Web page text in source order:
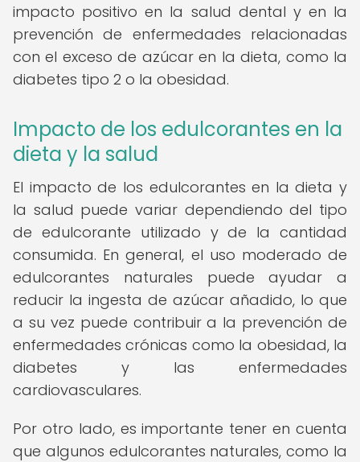
impacto positivo en la salud dental y en la
prevención de enfermedades relacionadas
con el exceso de azúcar en la dieta, como la
diabetes tipo 2 o la obesidad.
Impacto de los edulcorantes en la
dieta y la salud
El impacto de los edulcorantes en la dieta y
la salud puede variar dependiendo del tipo
de edulcorante utilizado y de la cantidad
consumida. En general, el uso moderado de
edulcorantes naturales puede ayudar a
reducir la ingesta de azúcar añadido, lo que
a su vez puede contribuir a la prevención de
enfermedades crónicas como la obesidad, la
diabetes y las enfermedades
cardiovasculares.
Por otro lado, es importante tener en cuenta
que algunos edulcorantes naturales, como la